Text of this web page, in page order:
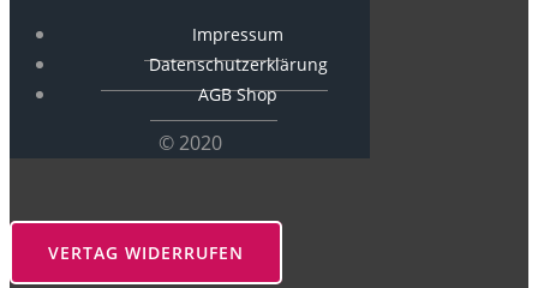
Impressum
Datenschutzerklärung
AGB Shop
© 2020
VERTAG WIDERRUFEN